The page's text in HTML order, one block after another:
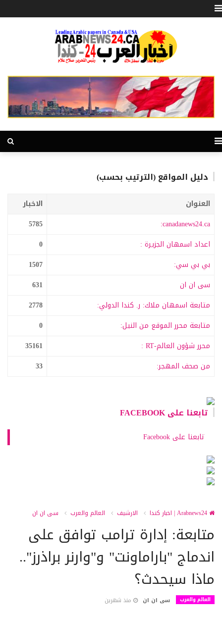
دليل المواقع (الترتيب بحسب)
العنوان
الاخبار
canadanews24.ca:
5785
اعداد اسمهان الجزيرة :
0
بي بي سي:
1507
سى ان ان
631
متابعة اسمهان ملاك: ر. كندا الدولي:
2778
متابعة محرر الموقع من النيل:
0
محرر شؤون العالم-RT :
35161
من صحف المهجر:
33
تابعنا على FACEBOOK
تابعنا على Facebook
الارشيف العالم والعرب سى ان ان
متابعة: إدارة ترامب توافق على
اندماج "باراماونت" و"وارنر براذرز"..
ماذا سيحدث؟
العالم والعرب سى ان ان منذ شهرين